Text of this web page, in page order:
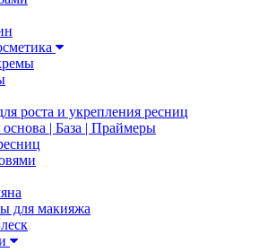
роста и укрепления ресниц
основа | База | Праймеры
для макияжа